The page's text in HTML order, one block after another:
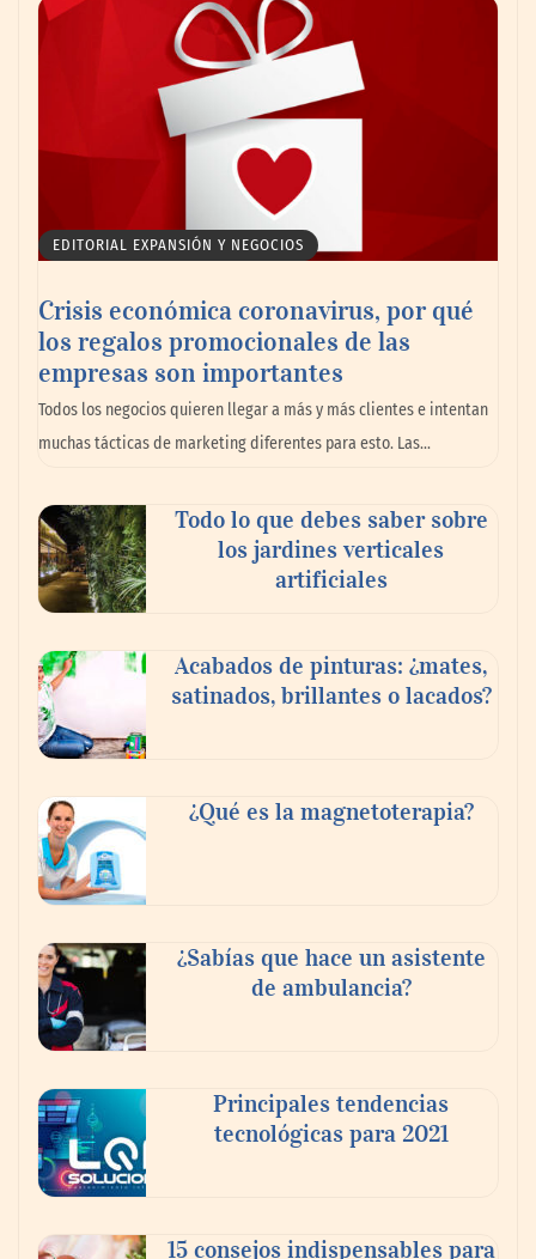
impulsando la colaboración en el sector
La omnicanalidad redefine la forma de
planear viajes en México
buscan proyectar talento mexicano y
fortalecer el turismo médico
En el Día de la Cerveza, Grupo Modelo
mundo elige para reunirse: 7 de cada 10 la
EDITORIAL EXPANSIÓN Y NEGOCIOS
Crisis económica coronavirus, por qué
los regalos promocionales de las
empresas son importantes
Todos los negocios quieren llegar a más y más clientes e intentan
muchas tácticas de marketing diferentes para esto. Las…
Todo lo que debes saber sobre
los jardines verticales
artificiales
Acabados de pinturas: ¿mates,
satinados, brillantes o lacados?
¿Qué es la magnetoterapia?
¿Sabías que hace un asistente
de ambulancia?
Principales tendencias
tecnológicas para 2021
15 consejos indispensables para